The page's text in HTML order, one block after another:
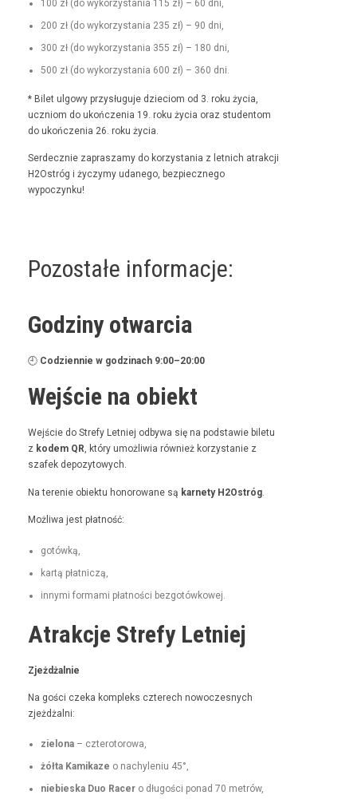
100 zł (do wyko­rzys­ta­nia 115 zł) – 60 dni,
200 zł (do wyko­rzys­ta­nia 235 zł) – 90 dni,
300 zł (do wyko­rzys­ta­nia 355 zł) – 180 dni,
500 zł (do wyko­rzys­ta­nia 600 zł) – 360 dni.
* Bilet ulgo­wy przysługu­je dzieciom od 3. roku życia,
uczniom do ukończenia 19. roku życia oraz stu­den­tom
do ukończenia 26. roku życia.
Serdecznie zaprasza­my do korzys­ta­nia z let­nich atrakcji
H2Ostróg i życzymy udanego, bez­piecznego
wypoczynku!
Pozostałe informacje:
Godziny otwarcia
🕘 Codzi­en­nie w godz­i­nach 9:00–20:00
Wejście na obiekt
Wejś­cie do Stre­fy Let­niej odby­wa się na pod­staw­ie bile­tu
z kodem QR, który umożli­wia również korzys­tanie z
szafek depozytowych.
Na tere­nie obiek­tu hon­orowane są kar­ne­ty H2Ostróg
Możli­wa jest płatność:
gotówką,
kartą płat­niczą,
inny­mi for­ma­mi płat­noś­ci bezgotówkowej.
Atrakcje Strefy Letniej
Zjeżdżal­nie
Na goś­ci czeka kom­pleks czterech nowoczes­nych
zjeżdżalni:
zielona– czterotorowa,
żół­ta Kamikaze o nachyle­niu 45°,
niebies­ka Duo Rac­ero dłu­goś­ci pon­ad 70 metrów,